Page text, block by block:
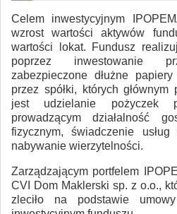
Celem inwestycyjnym
wzrost wartości aktywów
wartości lokat. Fundusz
poprzez inwestowanie
zabezpieczone dłużne
przez spółki, których głównym
jest udzielanie pożyczek
prowadzącym działalność
fizycznym, świadczenie
nabywanie wierzytelności.
Zarządzającym portfelem
CVI Dom Maklerski sp. z o.o.,
zleciło na podstawie